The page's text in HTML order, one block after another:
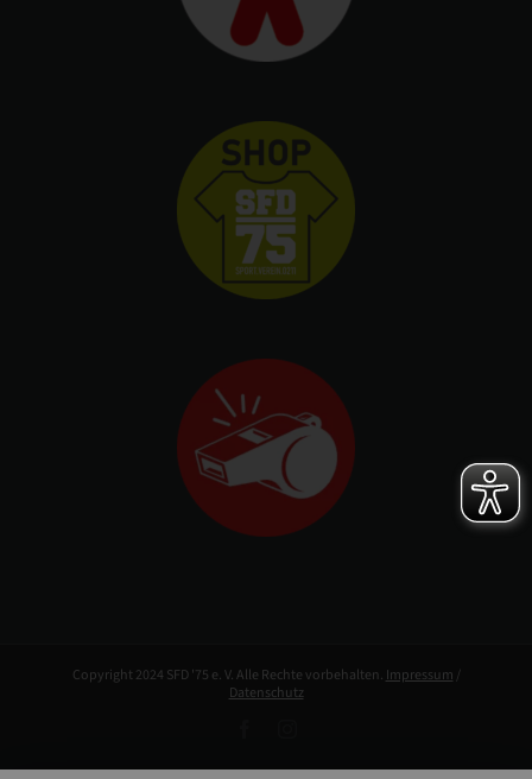
Copyright 2024 SFD '75 e. V. Alle Rechte vorbehalten.Impressum /
Datenschutz